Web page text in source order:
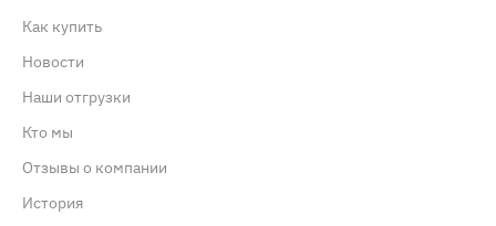
Как купить
Новости
Наши отгрузки
Кто мы
Отзывы о компании
История